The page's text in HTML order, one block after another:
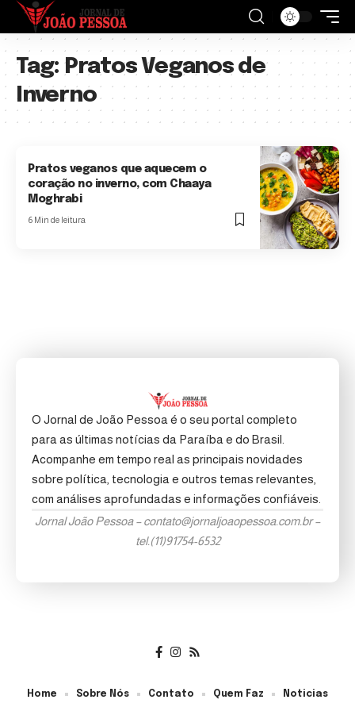
Tag: Pratos Veganos de
Inverno
Pratos veganos que aquecem o
coração no inverno, com Chaaya
Moghrabi
6 Min de leitura
O Jornal de João Pessoa é o seu portal completo
para as últimas notícias da Paraíba e do Brasil.
Acompanhe em tempo real as principais novidades
sobre política, tecnologia e outros temas relevantes,
com análises aprofundadas e informações confiáveis.
Jornal João Pessoa –contato@jornaljoaopessoa.com.br–
tel.(11)91754-6532
Home Sobre Nós Contato Quem Faz Noticias